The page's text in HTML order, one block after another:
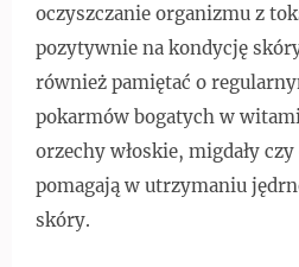
oczyszczanie organizmu z
pozytywnie na kondycję
również pamiętać o
pokarmów bogatych w
orzechy włoskie, migdały
pomagają w utrzymaniu
skóry.